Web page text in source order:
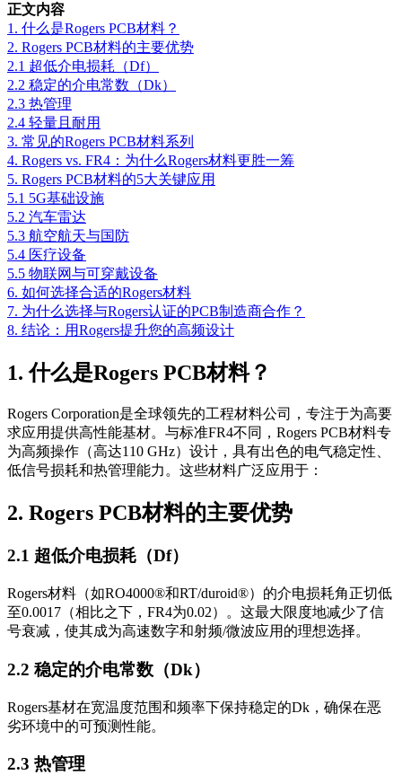
正文内容
1. 什么是Rogers PCB材料？
2. Rogers PCB材料的主要优势
2.1 超低介电损耗（Df）
2.2 稳定的介电常数（Dk）
2.3 热管理
2.4 轻量且耐用
3. 常见的Rogers PCB材料系列
4. Rogers vs. FR4：为什么Rogers材料更胜一筹
5. Rogers PCB材料的5大关键应用
5.1 5G基础设施
5.2 汽车雷达
5.3 航空航天与国防
5.4 医疗设备
5.5 物联网与可穿戴设备
6. 如何选择合适的Rogers材料
7. 为什么选择与Rogers认证的PCB制造商合作？
8. 结论：用Rogers提升您的高频设计
1. 什么是Rogers PCB材料？
Rogers Corporation是全球领先的工程材料公司，专注于为高要
求应用提供高性能基材。与标准FR4不同，Rogers PCB材料专
为高频操作（高达110 GHz）设计，具有出色的电气稳定性、
低信号损耗和热管理能力。这些材料广泛应用于：
2. Rogers PCB材料的主要优势
2.1 超低介电损耗（Df）
Rogers材料（如RO4000®和RT/duroid®）的介电损耗角正切低
至0.0017（相比之下，FR4为0.02）。这最大限度地减少了信
号衰减，使其成为高速数字和射频/微波应用的理想选择。
2.2 稳定的介电常数（Dk）
Rogers基材在宽温度范围和频率下保持稳定的Dk，确保在恶
劣环境中的可预测性能。
2.3 热管理